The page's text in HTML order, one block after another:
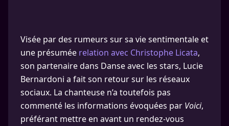
Visée par des rumeurs sur sa vie sentimentale et
une présumée relation avec Christophe Licata,
son partenaire dans Danse avec les stars, Lucie
Bernardoni a fait son retour sur les réseaux
sociaux. La chanteuse n’a toutefois pas
commenté les informations évoquées par Voici,
préférant mettre en avant un rendez-vous